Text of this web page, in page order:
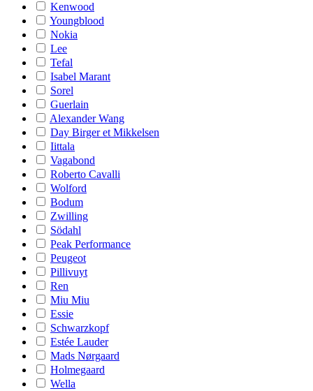
Kenwood
Youngblood
Nokia
Lee
Tefal
Isabel Marant
Sorel
Guerlain
Alexander Wang
Day Birger et Mikkelsen
Iittala
Vagabond
Roberto Cavalli
Wolford
Bodum
Zwilling
Södahl
Peak Performance
Peugeot
Pillivuyt
Ren
Miu Miu
Essie
Schwarzkopf
Estée Lauder
Mads Nørgaard
Holmegaard
Wella